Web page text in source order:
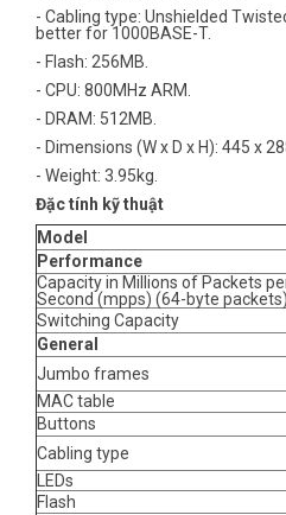
- Cabling type: Unshielded
better for 1000BASE-T.
- Flash: 256MB.
- CPU: 800MHz ARM.
- DRAM: 512MB.
- Dimensions (W x D x H): 445 x
- Weight: 3.95kg.
Đặc tính kỹ thuật
Model
Performance
Capacity in Millions of Packets
Second (mpps) (64-byte packets)
Switching Capacity
General
Jumbo frames
MAC table
Buttons
Cabling type
LEDs
Flash